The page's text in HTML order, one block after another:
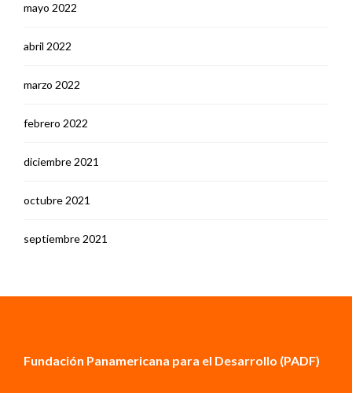
mayo 2022
abril 2022
marzo 2022
febrero 2022
diciembre 2021
octubre 2021
septiembre 2021
Fundación Panamericana para el Desarrollo (PADF)